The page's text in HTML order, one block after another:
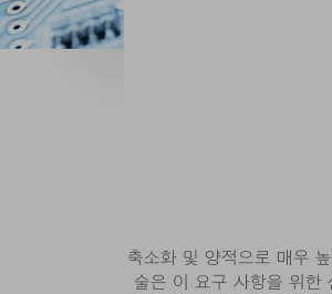
축소화 및 양적으로 매우
술은 이 요구 사항을 위한